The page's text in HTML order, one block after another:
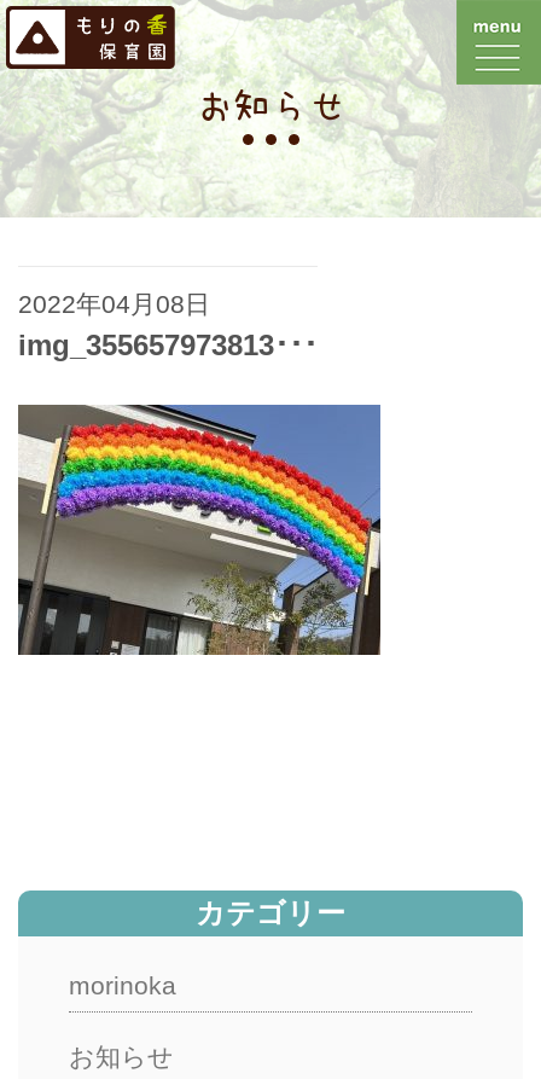
お知らせ
2022年04月08日
img_355657973813･･･
カテゴリー
morinoka
お知らせ